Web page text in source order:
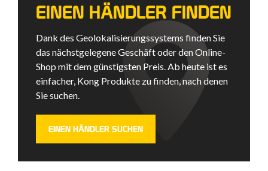
EINEN HÄNDLER FINDEN
Dank des Geolokalisierungssystems finden Sie
das nächstgelegene Geschäft oder den Online-
Shop mit dem günstigsten Preis. Ab heute ist es
einfacher, Kong Produkte zu finden, nach denen
Sie suchen.
EINEN HÄNDLER SUCHEN